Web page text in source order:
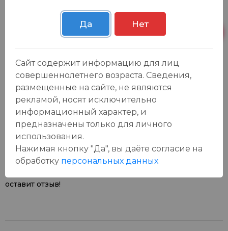
Пн-Вс с 09:00 до
Отзывы:
Оставить отзыв
У данного товара еще нет отзывов, будьте первым, кто
оставит отзыв!
Да Нет
Сайт содержит информацию для лиц
совершеннолетнего возраста. Сведения,
размещенные на сайте, не являются
рекламой, носят исключительно
информационный характер, и
предназначены только для личного
использования.
Нажимая кнопку "Да", вы даёте cогласие на
обработку персональных данных